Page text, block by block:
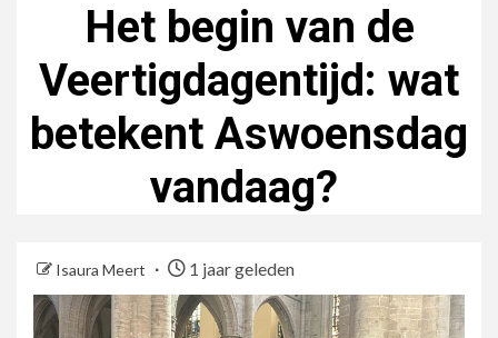
Het begin van de
Veertigdagentijd: wat
betekent Aswoensdag
vandaag?
Isaura Meert 1 jaar geleden